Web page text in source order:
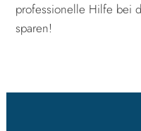
professionelle Hilfe bei
sparen!